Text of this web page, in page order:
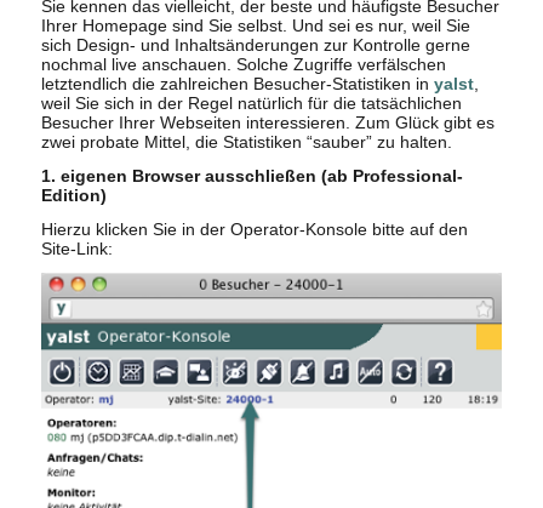
Sie kennen das vielleicht, der beste und häufigste Besucher
Ihrer Homepage sind Sie selbst. Und sei es nur, weil Sie
sich Design- und Inhaltsänderungen zur Kontrolle gerne
nochmal live anschauen. Solche Zugriffe verfälschen
letztendlich die zahlreichen Besucher-Statistiken in yalst,
weil Sie sich in der Regel natürlich für die tatsächlichen
Besucher Ihrer Webseiten interessieren. Zum Glück gibt es
zwei probate Mittel, die Statistiken “sauber” zu halten.
1. eigenen Browser ausschließen (ab Professional-
Edition)
Hierzu klicken Sie in der Operator-Konsole bitte auf den
Site-Link: